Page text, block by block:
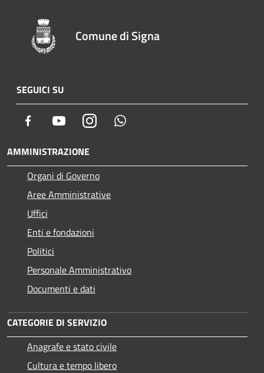
Comune di Signa
SEGUICI SU
Facebook YoutubeInstagram
AMMINISTRAZIONE
Organi di Governo
Aree Amministrative
Uffici
Enti e fondazioni
Politici
Personale Amministrativo
Documenti e dati
CATEGORIE DI SERVIZIO
Anagrafe e stato civile
Cultura e tempo libero